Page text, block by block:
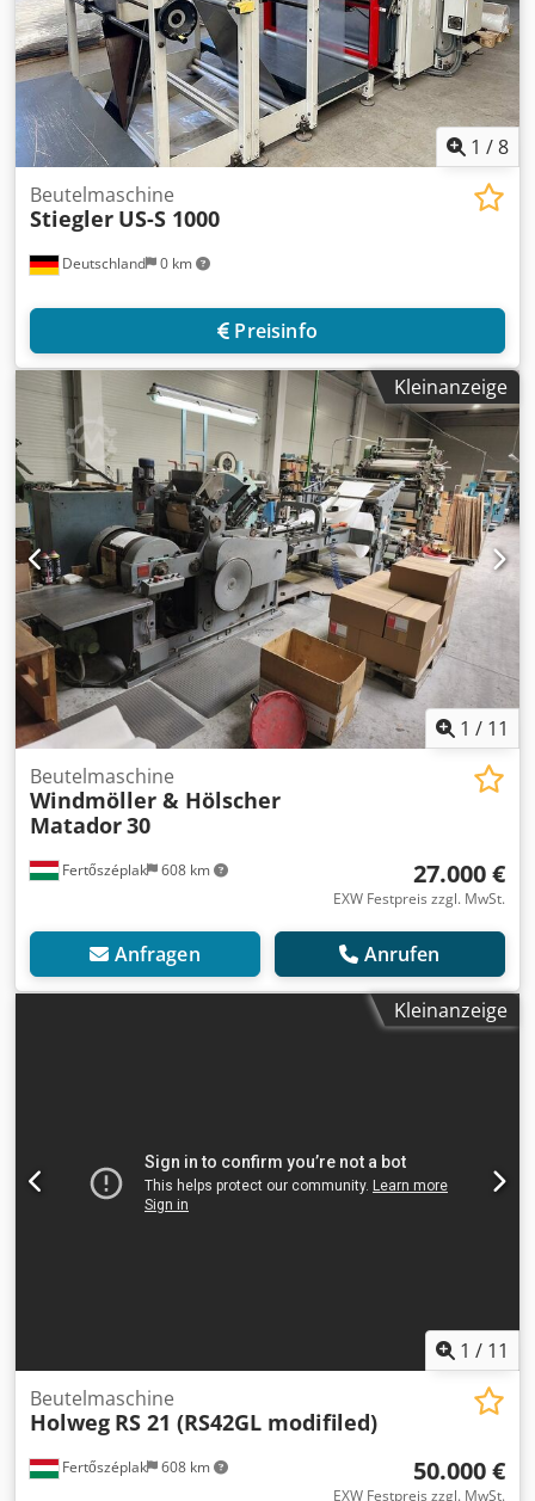
1 /8
Deutschland 0 km
Beutelmaschine
Stiegler US-S 1000
Preisinfo
Kleinanzeige
1 / 11
Fertőszéplak 608 km
Beutelmaschine
Windmöller & Hölscher
Matador30
27.000 €
EXW Festpreis zzgl. MwSt.
Anfragen Anrufen
Kleinanzeige
1 / 11
Fertőszéplak 608 km
Beutelmaschine
Holweg RS 21 (RS42GL modifiled)
50.000 €
EXW Festpreis zzgl. MwSt.